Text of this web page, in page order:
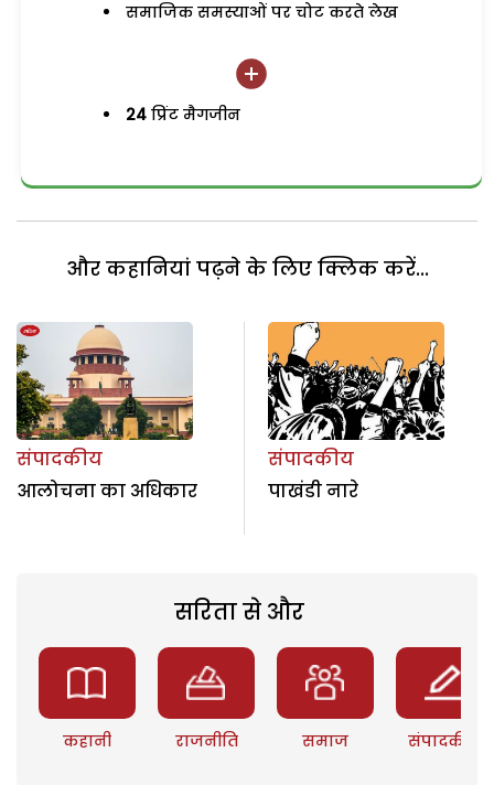
समाजिक समस्याओं पर चोट करते लेख
24 प्रिंट मैगजीन
और कहानियां पढ़ने के लिए क्लिक करें...
संपादकीय
आलोचना का अधिकार
संपादकीय
पाखंडी नारे
सरिता से और
कहानी राजनीति समाज संपादकीय